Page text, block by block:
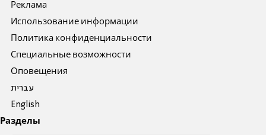
Реклама
Использование информации
Политика конфиденциальности
Специальные возможности
Оповещения
עברית
English
Разделы